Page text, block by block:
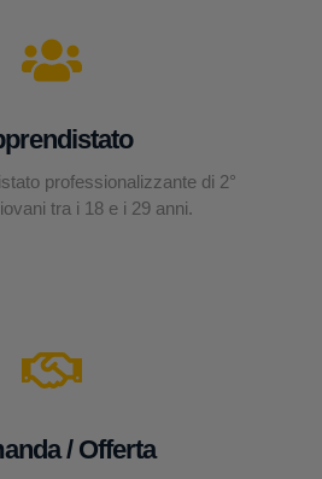
professionalizzante di 2°
tra i 18 e i 29 anni.
/ Offerta